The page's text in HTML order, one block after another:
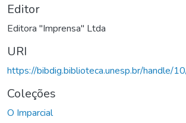
Editor
Editora "Imprensa" Ltda
URI
https://bibdig.biblioteca.unesp.br/handle/
Coleções
O Imparcial